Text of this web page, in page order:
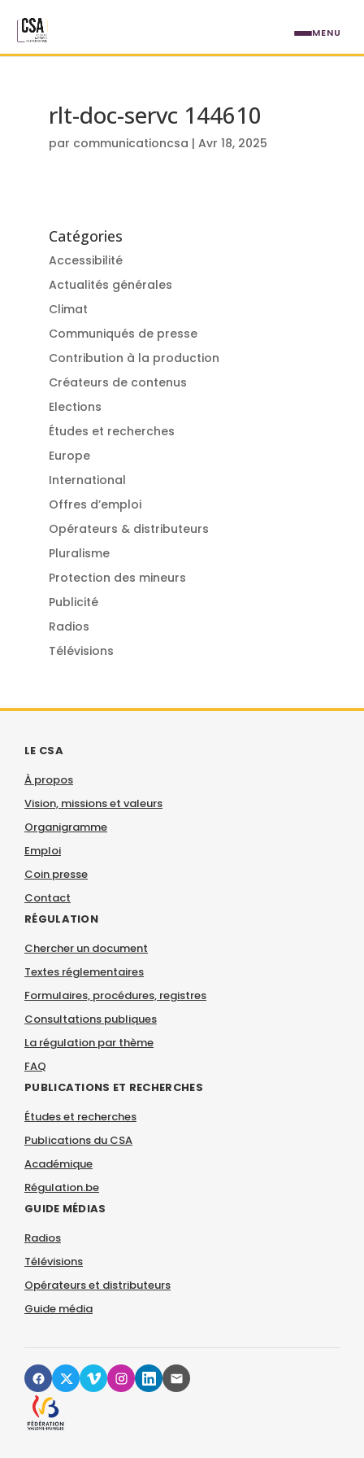
rlt-doc-servc 144610
par communicationcsa | Avr 18, 2025
Catégories
Accessibilité
Actualités générales
Climat
Communiqués de presse
Contribution à la production
Créateurs de contenus
Elections
Études et recherches
Europe
International
Offres d’emploi
Opérateurs & distributeurs
Pluralisme
Protection des mineurs
Publicité
Radios
Télévisions
LE CSA
À propos
Vision, missions et valeurs
Organigramme
Emploi
Coin presse
Contact
RÉGULATION
Chercher un document
Textes réglementaires
Formulaires, procédures, registres
Consultations publiques
La régulation par thème
FAQ
PUBLICATIONS ET RECHERCHES
Études et recherches
Publications du CSA
Académique
Régulation.be
GUIDE MÉDIAS
Radios
Télévisions
Opérateurs et distributeurs
Guide média
MENU